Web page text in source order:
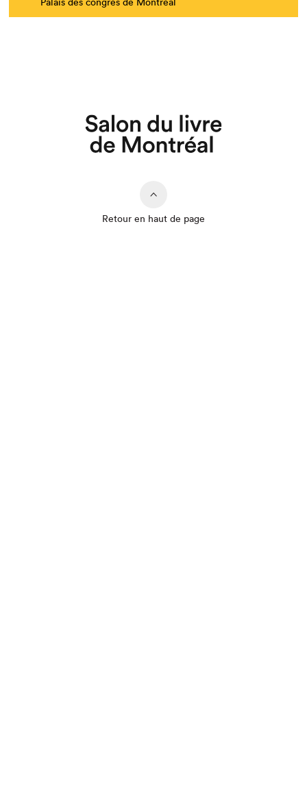
Retour en haut de page